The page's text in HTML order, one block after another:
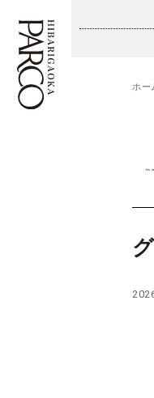
施設案内
ホー